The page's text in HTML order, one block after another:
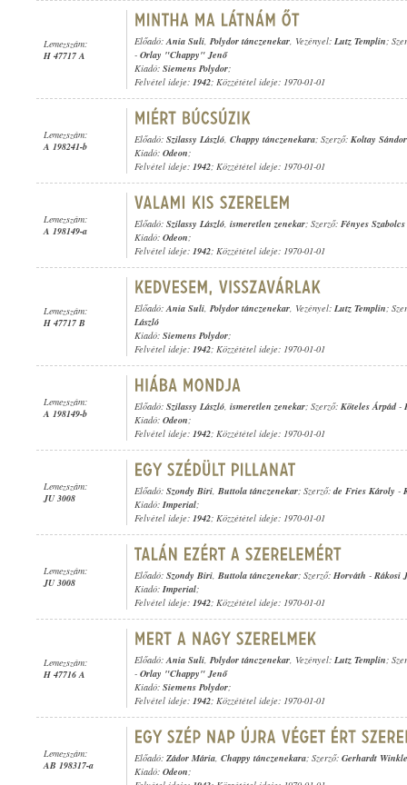
Lemezszám:
H 47717 A
Előadó:Ania Suli, Polydor tánczenekar, Vezényel: Lutz Templin;
- Orlay "Chappy" Jenő
Kiadó: Siemens Polydor;
Felvétel ideje: 1942; Közzététel ideje: 1970-01-01
Lemezszám:
A 198241-b
Előadó: Szilassy László, Chappy tánczenekara; Szerző: Koltay Sándor
Kiadó: Odeon;
Felvétel ideje: 1942; Közzététel ideje: 1970-01-01
Lemezszám:
A 198149-a
Előadó: Szilassy László, ismeretlen zenekar; Szerző: Fényes Szabolcs
Kiadó: Odeon;
Felvétel ideje: 1942; Közzététel ideje: 1970-01-01
Lemezszám:
H 47717 B
Előadó:Ania Suli, Polydor tánczenekar, Vezényel: Lutz Templin;
László
Kiadó: Siemens Polydor;
Felvétel ideje: 1942; Közzététel ideje: 1970-01-01
Lemezszám:
A 198149-b
Előadó: Szilassy László, ismeretlen zenekar; Szerző: Köteles Árpád-
Kiadó: Odeon;
Felvétel ideje: 1942; Közzététel ideje: 1970-01-01
Lemezszám:
JU 3008
Előadó: Szondy Biri, Buttola tánczenekar; Szerző:de Fries Károly -
Kiadó: Imperial;
Felvétel ideje: 1942; Közzététel ideje: 1970-01-01
Lemezszám:
JU 3008
Előadó: Szondy Biri, Buttola tánczenekar; Szerző: Horváth - Rákosi
Kiadó: Imperial;
Felvétel ideje: 1942; Közzététel ideje: 1970-01-01
Lemezszám:
H 47716 A
Előadó:Ania Suli, Polydor tánczenekar, Vezényel: Lutz Templin;
- Orlay "Chappy" Jenő
Kiadó: Siemens Polydor;
Felvétel ideje: 1942; Közzététel ideje: 1970-01-01
Lemezszám:
AB 198317-a
Előadó: Zádor Mária, Chappy tánczenekara; Szerző: Gerhardt
Kiadó: Odeon;